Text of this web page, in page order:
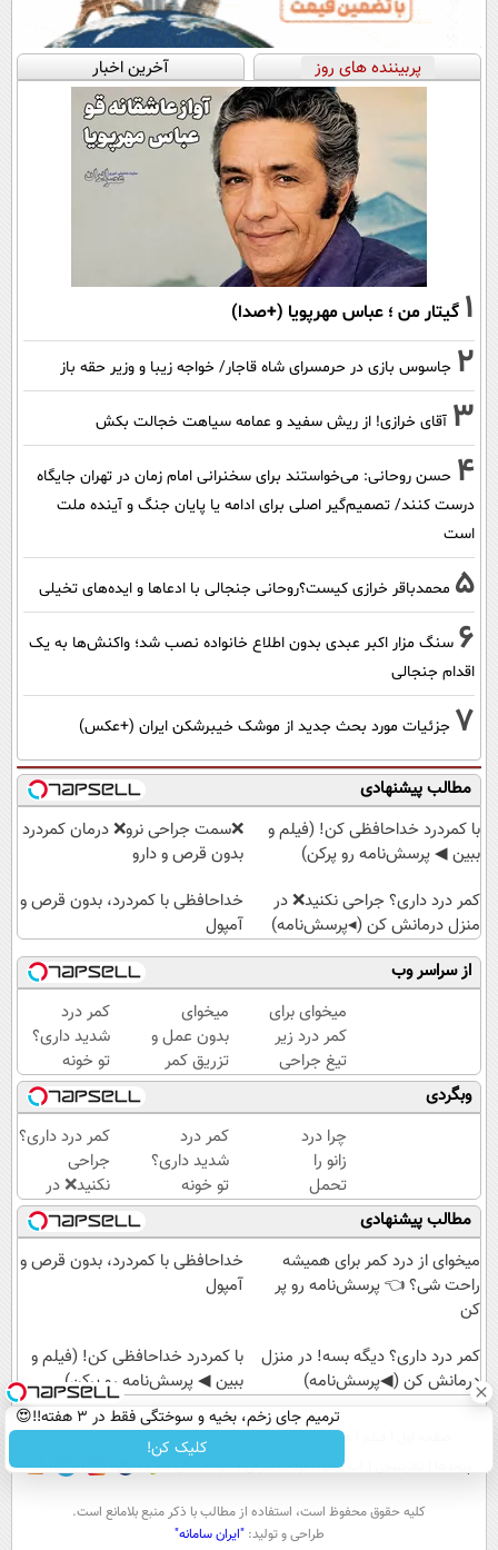
پربیننده های روز آخرین اخبار
1 گیتار من ؛ عباس مهرپویا (+صدا)
2 جاسوس بازی در حرمسرای شاه قاجار/ خواجه زیبا و وزیر حقه باز
3 آقای خرازی! از ریش سفید و عمامه سیاهت خجالت بکش
4 حسن روحانی: می‌خواستند برای سخنرانی امام زمان در تهران جایگاه
درست کنند/ تصمیم‌گیر اصلی برای ادامه یا پایان جنگ و آینده ملت
است
5 محمدباقر خرازی کیست؟روحانی جنجالی با ادعاها و ایده‌های تخیلی
6 سنگ مزار اکبر عبدی بدون اطلاع خانواده نصب شد؛ واکنش‌ها به یک
اقدام جنجالی
7 جزئیات مورد بحث جدید از موشک خیبرشکن ایران (+عکس)
مطالب پیشنهادی
با کمردرد خداحافظی کن! (فیلم و
ببین ◀ پرسش‌نامه رو پرکن)
❌سمت جراحی نرو❌ درمان کمردرد
بدون قرص و دارو
کمر درد داری؟ جراحی نکنید❌ در
منزل درمانش کن (◂پرسش‌نامه)
خداحافظی با کمردرد، بدون قرص و
آمپول
از سراسر وب
میخوای برای
کمر درد زیر
تیغ جراحی
بری؟!
◗پرسش‌نامه
رو پر کن◖
میخوای
بدون عمل و
تزریق کمر
دردت خوب
شه؟
◂پرسش‌نامه
رو پرکن
کمر درد
شدید داری؟
تو خونه
درمانش کن
(◂پرسش‌نامه
رو پرکن)
وبگردی
چرا درد
زانو را
تحمل
می‌کنی؟
خیلی
ساده
درمنزل
کمر درد
شدید داری؟
تو خونه
درمانش کن
(◂پرسش‌نامه
رو پرکن)
کمر درد داری؟
جراحی
نکنید❌ در
منزل درمانش
کن
(◂پرسش‌نامه)
مطالب پیشنهادی
میخوای از درد کمر برای همیشه
راحت شی؟ 👈 پرسش‌نامه رو پر
کن
خداحافظی با کمردرد، بدون قرص و
آمپول
کمر درد داری؟ دیگه بسه! در منزل
درمانش کن (◀پرسش‌نامه)
با کمردرد خداحافظی کن! (فیلم و
ببین ◀ پرسش‌نامه رو پرکن)
ترمیم جای زخم، بخیه و سوختگی فقط در 3 هفته!!😍
کلیک کن!
عصر ایران۲ درباره عصرایران تماس با ما
آب و هوا اوقات شرعی سواد زندگی
كليه حقوق محفوظ است، استفاده از مطالب با ذكر منبع بلامانع است.
طراحی و تولید:"ایران سامانه"